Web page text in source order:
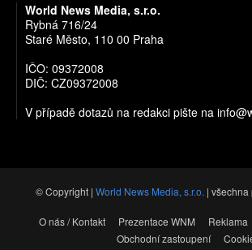
World News Media, s.r.o.
Rybná 716/24
Staré Město, 110 00 Praha
IČO: 09372008
DIČ: CZ09372008
V případě dotazů na redakci pište na
© Copyright | World News Media, s.r.o. | všechna
O nás / Kontakt Prezentace WNM Reklama
Obchodní zastoupení